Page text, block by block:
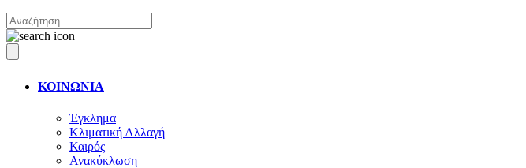
ΚΟΙΝΩΝΙΑ
Έγκλημα
Κλιματική Αλλαγή
Καιρός
Ανακύκλωση